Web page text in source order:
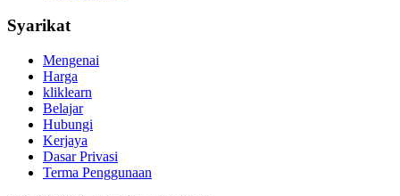
Syarikat
Mengenai
Harga
kliklearn
Belajar
Hubungi
Kerjaya
Dasar Privasi
Terma Penggunaan